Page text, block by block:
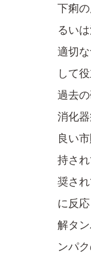
下痢の
るい
適切
して
過去
消化
良い
持さ
奨され
に反
解タ
ンパ